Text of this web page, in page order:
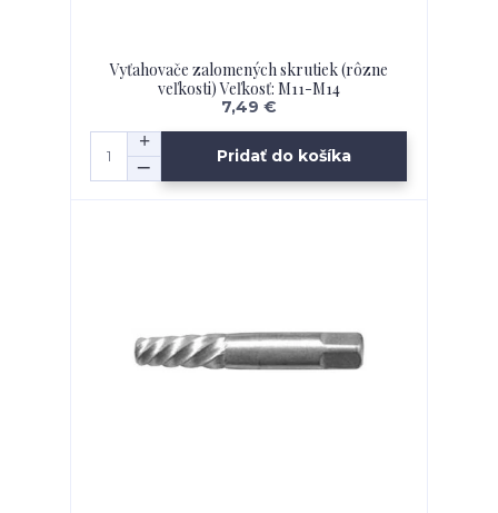
Vyťahovače zalomených skrutiek (rôzne
veľkosti) Veľkosť: M11-M14
7,49 €
Pridať do košíka